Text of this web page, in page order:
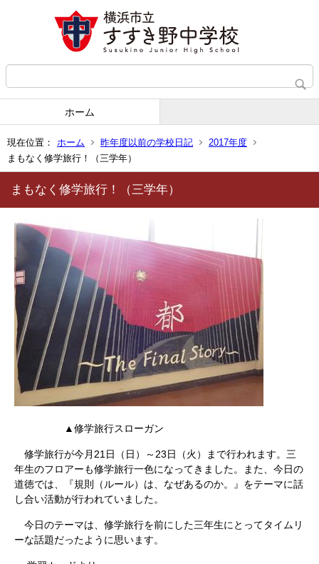
ホーム
現在位置： ホーム 昨年度以前の学校日記
2017年度
まもなく修学旅行！（三学年）
まもなく修学旅行！（三学年）
▲修学旅行スローガン
修学旅行が今月21日（日）～23日（火）まで行われます。三
年生のフロアーも修学旅行一色になってきました。また、今日の
道徳では、『規則（ルール）は、なぜあるのか。』をテーマに話
し合い活動が行われていました。
今日のテーマは、修学旅行を前にした三年生にとってタイムリ
ーな話題だったように思います。